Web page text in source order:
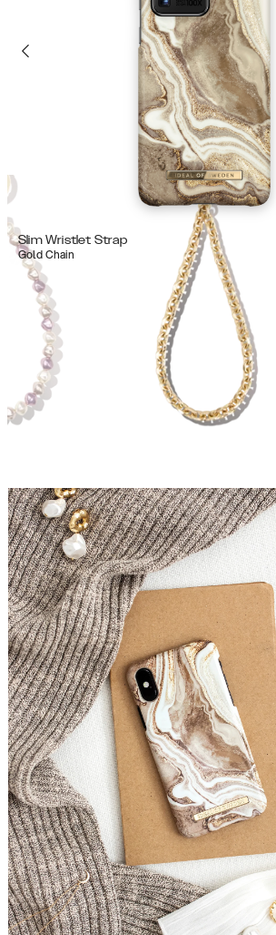
Slim Wristlet Strap
Gold Chain